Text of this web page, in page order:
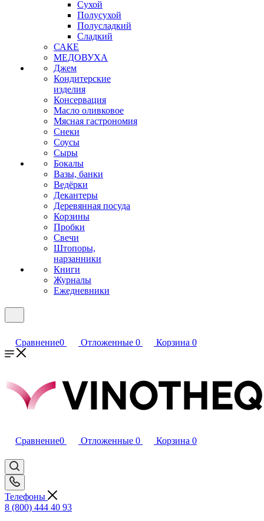
Сухой
Полусухой
Полусладкий
Сладкий
САКЕ
МЕДОВУХА
Джем
Кондитерские
изделия
Консервация
Масло оливковое
Мясная гастрономия
Снеки
Соусы
Сыры
Бокалы
Вазы, банки
Ведёрки
Декантеры
Деревянная посуда
Корзины
Пробки
Свечи
Штопоры,
нарзанники
Книги
Журналы
Ежедневники
Сравнение0 Отложенные 0 Корзина 0
Сравнение0 Отложенные 0 Корзина 0
Телефоны
8 (800) 444 40 93